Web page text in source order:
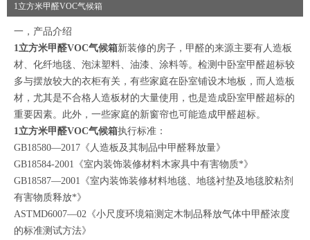
1立方米甲醛VOC气候箱
一，产品介绍
1立方米甲醛VOC气候箱新装修的房子，甲醛的来源主要有人造板
材、化纤地毯、泡沫塑料、油漆、涂料等。检测中卧室甲醛超标较
多与摆放较大的衣柜有关，有些家庭在卧室铺设木地板，而人造板
材，尤其是不合格人造板材的大量使用，也是造成卧室甲醛超标的
重要因素。此外，一些家庭的新窗帘也可能造成甲醛超标。
1立方米甲醛VOC气候箱执行标准：
GB18580—2017《人造板及其制品中甲醛释放量》
GB18584-2001《室内装饰装修材料木家具中有害物质*》
GB18587—2001《室内装饰装修材料地毯、地毯衬垫及地毯胶粘剂
有害物质释放*》
ASTMD6007—02《小尺度环境箱测定木制品释放气体中甲醛浓度
的标准测试方法》